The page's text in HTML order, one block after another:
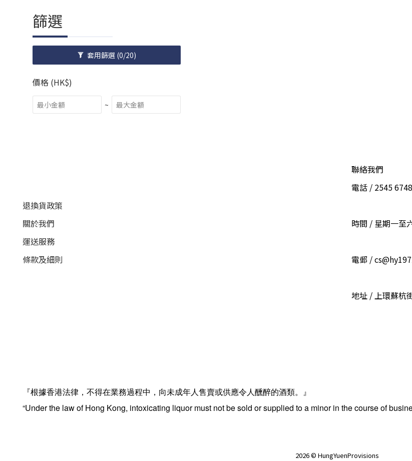
篩選
套用篩選 (0/20)
價格 (HK$)
~
退換貨政策
關於我們
運送服務
條款及細則
聯絡我們
電話 / 2545
時間 / 星期一至
電郵 /
地址 / 上環蘇杭
『根據香港法律，不得在業務過程中，向未成年人售賣或供應令人醺醉的酒類。』
“Under the law of Hong Kong, intoxicating liquor must not be sold or supplied to a minor in the course of
2026 © HungYuenProvisions